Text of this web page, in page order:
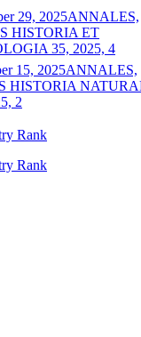
29, 2025ANNALES,
HISTORIA ET
35, 2025, 4
15, 2025ANNALES,
HISTORIA
2